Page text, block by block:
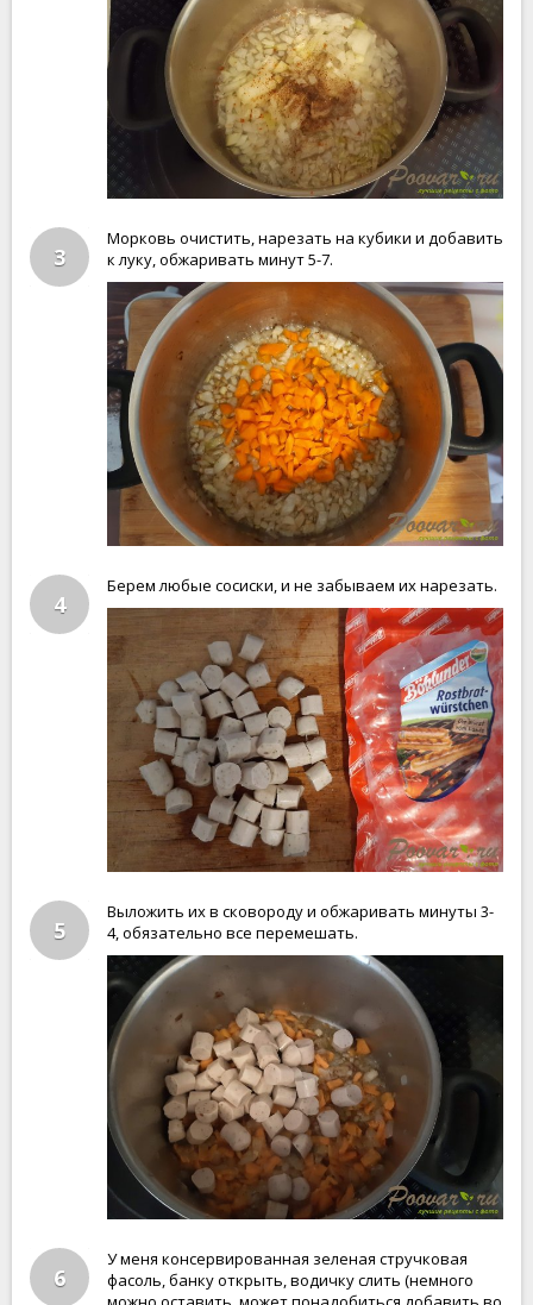
3
Морковь очистить, нарезать на кубики и добавить
к луку, обжаривать минут 5-7.
4
Берем любые сосиски, и не забываем их нарезать.
5
Выложить их в сковороду и обжаривать минуты 3-
4, обязательно все перемешать.
6
У меня консервированная зеленая стручковая
фасоль, банку открыть, водичку слить (немного